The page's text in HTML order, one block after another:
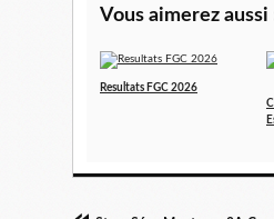
Vous aimerez aussi
Resultats FGC 2026